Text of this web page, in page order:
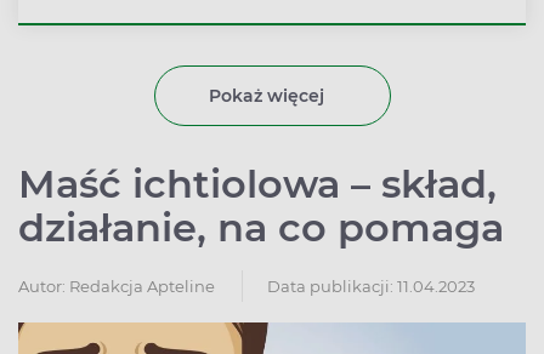
Pokaż więcej
Maść ichtiolowa – skład,
działanie, na co pomaga
Autor: Redakcja Apteline Data publikacji: 11.04.2023